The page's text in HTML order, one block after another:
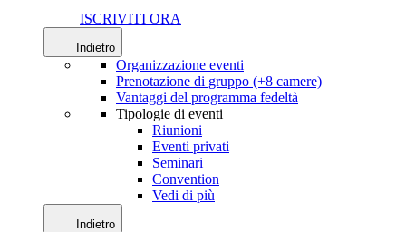
ISCRIVITI ORA
Indietro
Organizzazione eventi
Prenotazione di gruppo (+8 camere)
Vantaggi del programma fedeltà
Tipologie di eventi
Riunioni
Eventi privati
Seminari
Convention
Vedi di più
Indietro